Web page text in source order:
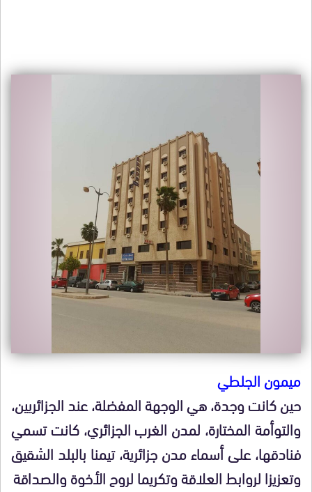
ميمون الجلطي
حين كانت وجدة، هي الوجهة المفضلة، عند الجزائريين،
والتوأمة المختارة، لمدن الغرب الجزائري، كانت تسمي
فنادقها، على أسماء مدن جزائرية، تيمنا بالبلد الشقيق
وتعزيزا لروابط العلاقة وتكريما لروح الأخوة والصداقة